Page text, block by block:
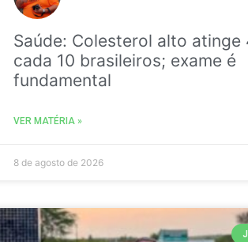
Saúde: Colesterol alto atinge
cada 10 brasileiros; exame é
fundamental
VER MATÉRIA »
8 de agosto de 2026